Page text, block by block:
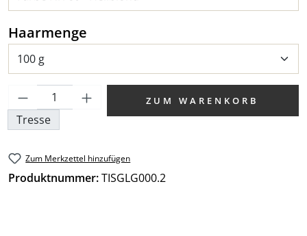
Haarmenge
Produkt Anzahl: Gib den gewünschten
Tresse
ZUM WARENKORB
Zum Merkzettel hinzufügen
Produktnummer:TISGLG000.2